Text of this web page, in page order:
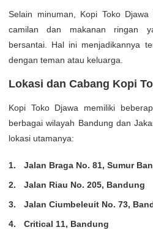
Selain minuman, Kopi Toko
camilan dan makanan ringan
bersantai. Hal ini menjadikannya
dengan teman atau keluarga.
Lokasi dan Cabang Kopi
Kopi Toko Djawa memiliki
berbagai wilayah Bandung dan
lokasi utamanya:
Jalan Braga No. 81, Sumur
Jalan Riau No. 205, Bandung
Jalan Ciumbeleuit No. 73,
Critical 11, Bandung